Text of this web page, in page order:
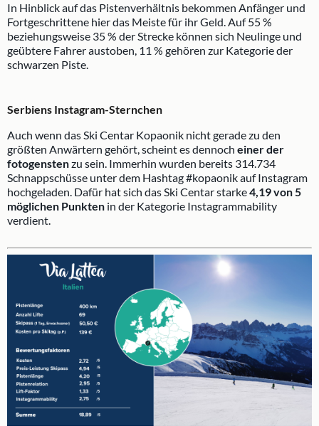
In Hinblick auf das Pistenverhältnis bekommen Anfänger und
Fortgeschrittene hier das Meiste für ihr Geld. Auf 55 %
beziehungsweise 35 % der Strecke können sich Neulinge und
geübtere Fahrer austoben, 11 % gehören zur Kategorie der
schwarzen Piste.
Serbiens Instagram-Sternchen
Auch wenn das Ski Centar Kopaonik nicht gerade zu den
größten Anwärtern gehört, scheint es dennoch einer der
fotogenstenzu sein. Immerhin wurden bereits 314.734
Schnappschüsse unter dem Hashtag #kopaonik auf Instagram
hochgeladen. Dafür hat sich das Ski Centar starke4,19 von 5
möglichen Punkten in der Kategorie Instagrammability
verdient.